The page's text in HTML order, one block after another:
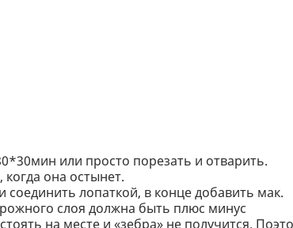
или просто порезать и отварить.
она остынет.
лопаткой, в конце добавить мак.
слоя должна быть плюс минус
на месте и «зебра» не получится.